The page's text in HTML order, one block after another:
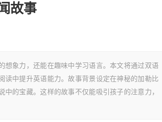
故事
想象力，还能在趣味中学习语言。本文将通过双语
读中提升英语能力。故事背景设定在神秘的加勒比
的宝藏。这样的故事不仅能吸引孩子的注意力，